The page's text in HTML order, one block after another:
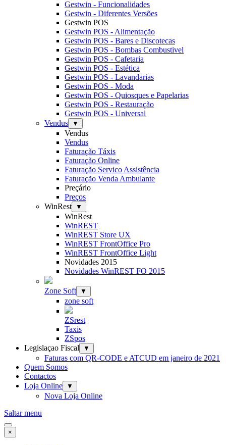
Gestwin - Funcionalidades
Gestwin - Diferentes Versões
Gestwin POS
Gestwin POS - Alimentação
Gestwin POS - Bares e Discotecas
Gestwin POS - Bombas Combustivel
Gestwin POS - Cafetaria
Gestwin POS - Estética
Gestwin POS - Lavandarias
Gestwin POS - Moda
Gestwin POS - Quiosques e Papelarias
Gestwin POS - Restauração
Gestwin POS - Universal
Vendus
▼
Vendus
Vendus
Faturação Táxis
Faturação Online
Faturação Servico Assistência
Faturação Venda Ambulante
Preçário
Preços
WinRest
▼
WinRest
WinREST
WinREST Store UX
WinREST FrontOffice Pro
WinREST FrontOffice Light
Novidades 2015
Novidades WinREST FO 2015
Zone Soft ▼
zone soft
ZSrest
Taxis
ZSpos
Legislaçao Fiscal
▼
Faturas com QR-CODE e ATCUD em janeiro de 2021
Quem Somos
Contactos
Loja Online
▼
Nova Loja Online
Saltar menu
×